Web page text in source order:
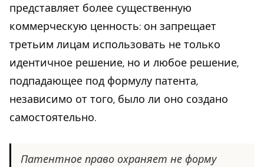
представляет более существенную
коммерческую ценность: он запрещает
третьим лицам использовать не только
идентичное решение, но и любое решение,
подпадающее под формулу патента,
независимо от того, было ли оно создано
самостоятельно.
Патентное право охраняет не форму